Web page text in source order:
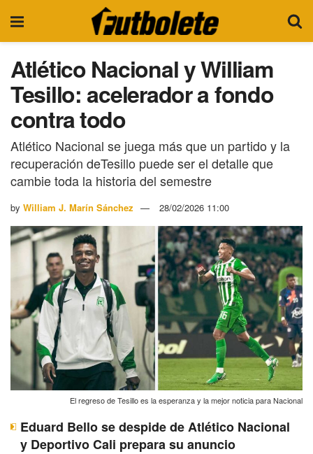
Atlético Nacional y William
Tesillo: acelerador a fondo
contra todo
Atlético Nacional se juega más que un partido y la
recuperación deTesillo puede ser el detalle que
cambie toda la historia del semestre
by William J. Marín Sánchez 28/02/2026 11:00
El regreso de Tesillo es la esperanza y la mejor noticia para Nacional
Eduard Bello se despide de Atlético Nacional
y Deportivo Cali prepara su anuncio